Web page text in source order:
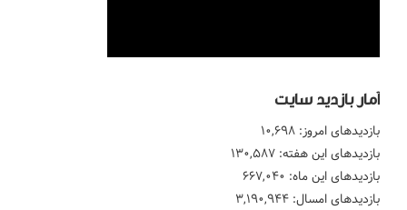
آمار بازدید سایت
بازدیدهای امروز: ۱۰,۶۹۸
بازدیدهای این هفته: ۱۳۰,۵۸۷
بازدیدهای این ماه: ۶۶۷,۰۴۰
بازدیدهای امسال: ۳,۱۹۰,۹۴۴